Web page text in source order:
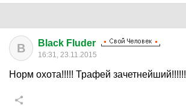
B Black Fluder
16:31, 23.11.2015
Норм охота!!!!! Трафей зачетнейший!!!!!!